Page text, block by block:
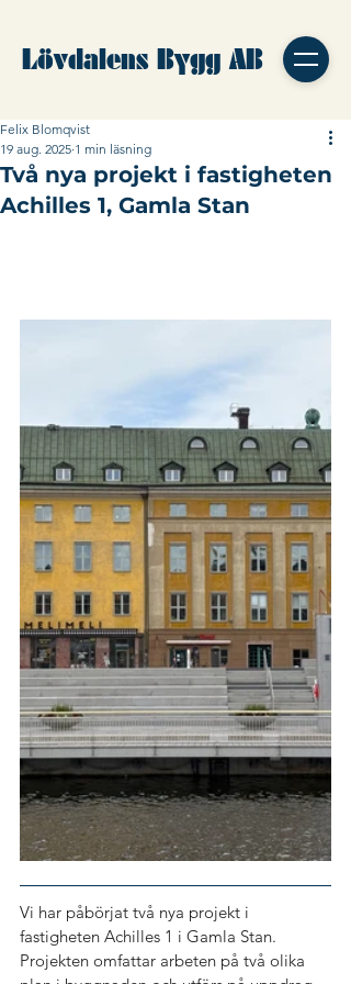
Lövdalens Bygg AB
Två nya projekt i fastigheten
Achilles 1, Gamla Stan
Felix Blomqvist
19 aug. 2025 1 min läsning
Vi har påbörjat två nya projekt i
fastigheten Achilles 1 i Gamla Stan.
Projekten omfattar arbeten på två olika